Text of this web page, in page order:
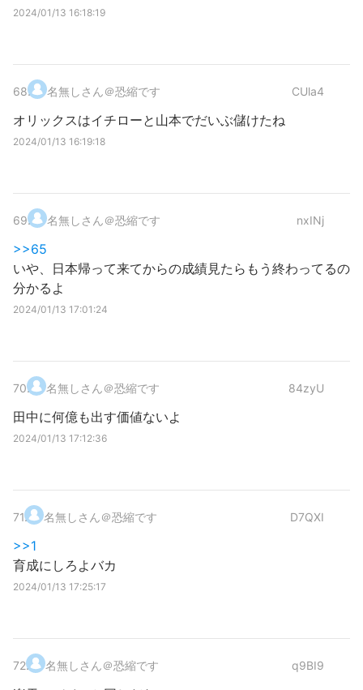
2024/01/13 16:18:19
68. 名無しさん＠恐縮です CUla4
オリックスはイチローと山本でだいぶ儲けたね
2024/01/13 16:19:18
69. 名無しさん＠恐縮です nxINj
>>65
いや、日本帰って来てからの成績見たらもう終わってるの
分かるよ
2024/01/13 17:01:24
70. 名無しさん＠恐縮です 84zyU
田中に何億も出す価値ないよ
2024/01/13 17:12:36
71. 名無しさん＠恐縮です D7QXI
>>1
育成にしろよバカ
2024/01/13 17:25:17
72. 名無しさん＠恐縮です q9BI9